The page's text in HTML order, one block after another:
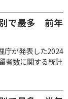
別で最多 前年
庁が発表した2024
者数に関する統計